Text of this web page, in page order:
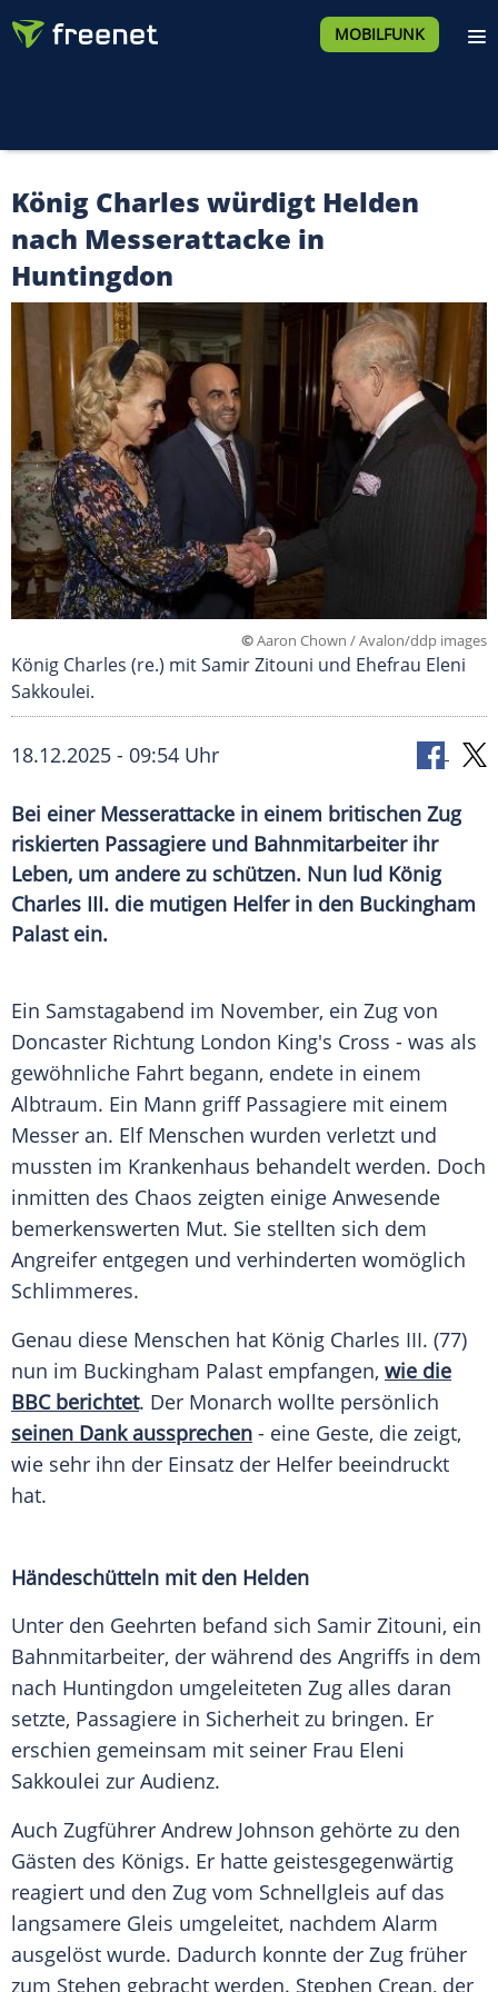
MOBILFUNK
König Charles würdigt Helden
nach Messerattacke in
Huntingdon
©Aaron Chown / Avalon/ddp images
König Charles (re.) mit Samir Zitouni und Ehefrau Eleni
Sakkoulei.
18.12.2025 - 09:54 Uhr
Bei einer Messerattacke in einem britischen Zug
riskierten Passagiere und Bahnmitarbeiter ihr
Leben, um andere zu schützen. Nun lud König
Charles III. die mutigen Helfer in den Buckingham
Palast ein.
Ein Samstagabend im November, ein Zug von
Doncaster Richtung London King's Cross - was als
gewöhnliche Fahrt begann, endete in einem
Albtraum. Ein Mann griff Passagiere mit einem
Messer an. Elf Menschen wurden verletzt und
mussten im Krankenhaus behandelt werden. Doch
inmitten des Chaos zeigten einige Anwesende
bemerkenswerten Mut. Sie stellten sich dem
Angreifer entgegen und verhinderten womöglich
Schlimmeres.
Genau diese Menschen hat König Charles III. (77)
nun im Buckingham Palast empfangen, wie die
BBC berichtet. Der Monarch wollte persönlich
seinen Dank aussprechen - eine Geste, die zeigt,
wie sehr ihn der Einsatz der Helfer beeindruckt
hat.
Händeschütteln mit den Helden
Unter den Geehrten befand sich Samir Zitouni, ein
Bahnmitarbeiter, der während des Angriffs in dem
nach Huntingdon umgeleiteten Zug alles daran
setzte, Passagiere in Sicherheit zu bringen. Er
erschien gemeinsam mit seiner Frau Eleni
Sakkoulei zur Audienz.
Auch Zugführer Andrew Johnson gehörte zu den
Gästen des Königs. Er hatte geistesgegenwärtig
reagiert und den Zug vom Schnellgleis auf das
langsamere Gleis umgeleitet, nachdem Alarm
ausgelöst wurde. Dadurch konnte der Zug früher
zum Stehen gebracht werden. Stephen Crean, der